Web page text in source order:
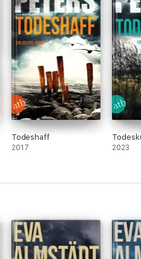
Todeshaff
2017 2023